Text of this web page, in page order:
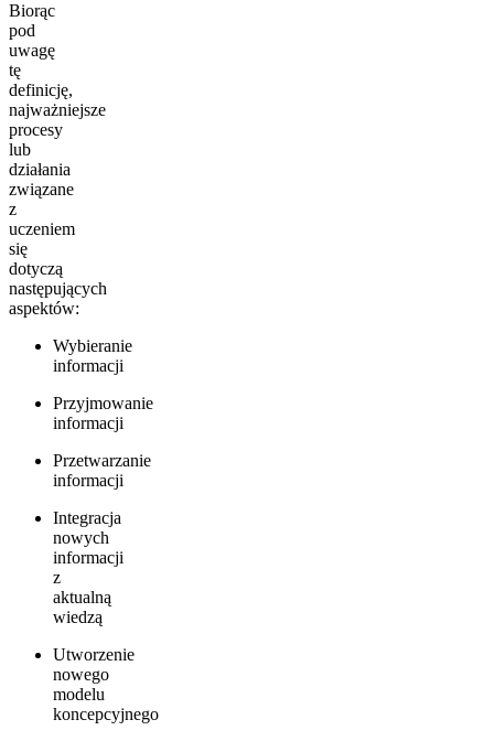
Biorąc
pod
uwagę
tę
definicję,
najważniejsze
procesy
lub
działania
związane
z
uczeniem
się
dotyczą
następujących
aspektów:
Wybieranie
informacji
Przyjmowanie
informacji
Przetwarzanie
informacji
Integracja
nowych
informacji
z
aktualną
wiedzą
Utworzenie
nowego
modelu
koncepcyjnego